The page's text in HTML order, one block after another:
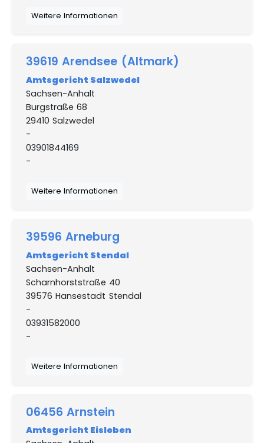
Weitere Informationen
39619 Arendsee (Altmark)
Amtsgericht Salzwedel
Sachsen-Anhalt
Burgstraße 68
29410 Salzwedel
-
03901844169
-
Weitere Informationen
39596 Arneburg
Amtsgericht Stendal
Sachsen-Anhalt
Scharnhorststraße 40
39576 Hansestadt Stendal
-
03931582000
-
Weitere Informationen
06456 Arnstein
Amtsgericht Eisleben